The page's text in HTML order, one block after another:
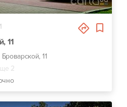
1
11
Броварской, 11
2